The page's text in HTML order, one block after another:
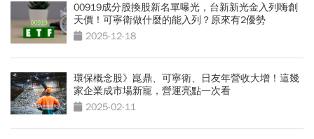
00919成分股換股新名單曝光，台新新光金入列嗨創
天價！可寧衛做什麼的能入列？原來有2優勢
2025-12-18
環保概念股》崑鼎、可寧衛、日友年營收大增！這幾
家企業成市場新寵，營運亮點一次看
2025-02-11